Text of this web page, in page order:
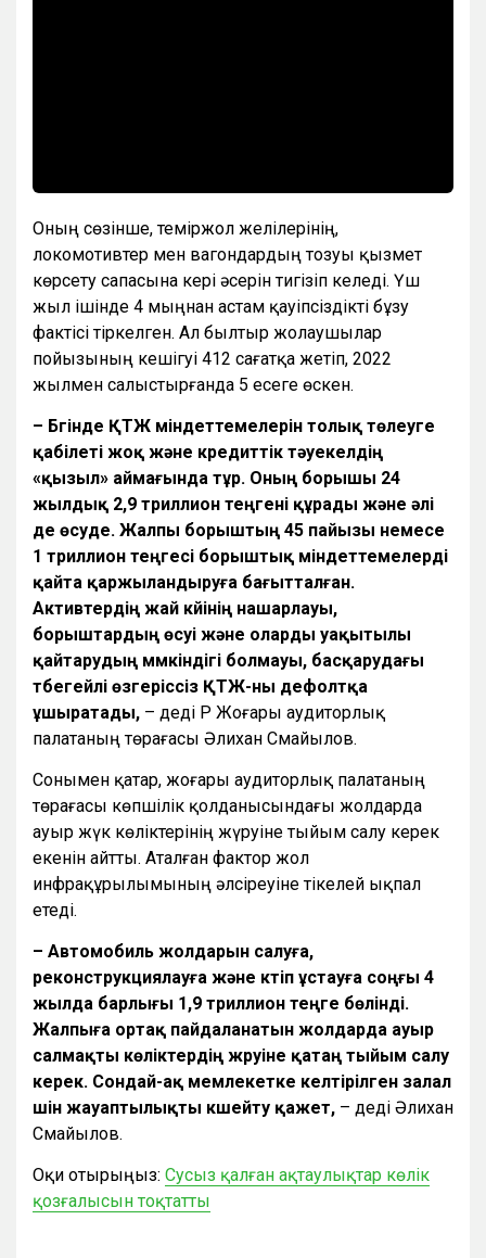
Оның сөзінше, теміржол желілерінің,
локомотивтер мен вагондардың тозуы қызмет
көрсету сапасына кері әсерін тигізіп келеді. Үш
жыл ішінде 4 мыңнан астам қауіпсіздікті бұзу
фактісі тіркелген. Ал былтыр жолаушылар
пойызының кешігуі 412 сағатқа жетіп, 2022
жылмен салыстырғанда 5 есеге өскен.
– Бүгінде ҚТЖ міндеттемелерін толық төлеуге
қабілеті жоқ және кредиттік тәуекелдің
«қызыл» аймағында тұр. Оның борышы 24
жылдық 2,9 триллион теңгені құрады және әлі
де өсуде. Жалпы борыштың 45 пайызы немесе
1 триллион теңгесі борыштық міндеттемелерді
қайта қаржыландыруға бағытталған.
Активтердің жай күйінің нашарлауы,
борыштардың өсуі және оларды уақытылы
қайтарудың мүмкіндігі болмауы, басқарудағы
түбегейлі өзгеріссіз ҚТЖ-ны дефолтқа
ұшыратады, – деді ҚР Жоғары аудиторлық
палатаның төрағасы Әлихан Смайылов.
Сонымен қатар, жоғары аудиторлық палатаның
төрағасы көпшілік қолданысындағы жолдарда
ауыр жүк көліктерінің жүруіне тыйым салу керек
екенін айтты. Аталған фактор жол
инфрақұрылымының әлсіреуіне тікелей ықпал
етеді.
– Автомобиль жолдарын салуға,
реконструкциялауға және күтіп ұстауға соңғы 4
жылда барлығы 1,9 триллион теңге бөлінді.
Жалпыға ортақ пайдаланатын жолдарда ауыр
салмақты көліктердің жүруіне қатаң тыйым салу
керек. Сондай-ақ мемлекетке келтірілген залал
үшін жауаптылықты күшейту қажет, – деді Әлихан
Смайылов.
Оқи отырыңыз: Сусыз қалған ақтаулықтар көлік
қозғалысын тоқтатты